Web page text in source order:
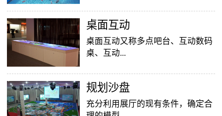
影像效果投射到地面，当参访着走
至投影区域时，通过系统识别，参
访者可以直接使用双脚或动作与投
效果就会随着你的脚步产生相应的
变幻。地面互动投影系统是集虚拟
互动投影项目，包括水波纹、翻
桌面互动
桌面互动又称多点吧台、互动数码
桌、互动...
投影桌面，让普通的吧台（桌面）
变成一个多媒体互动娱乐游戏消费
平台，图文并茂，形式新颖，令桌
​规划沙盘
充分利用展厅的现有条件，确定合